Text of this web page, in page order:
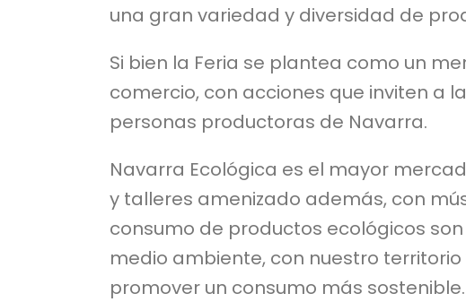
una gran variedad y diversidad de
Si bien la Feria se plantea como un
comercio, con acciones que inviten a
personas productoras de Navarra.
Navarra Ecológica es el mayor
y talleres amenizado además, con
consumo de productos ecológicos
medio ambiente, con nuestro
promover un consumo más sostenible.